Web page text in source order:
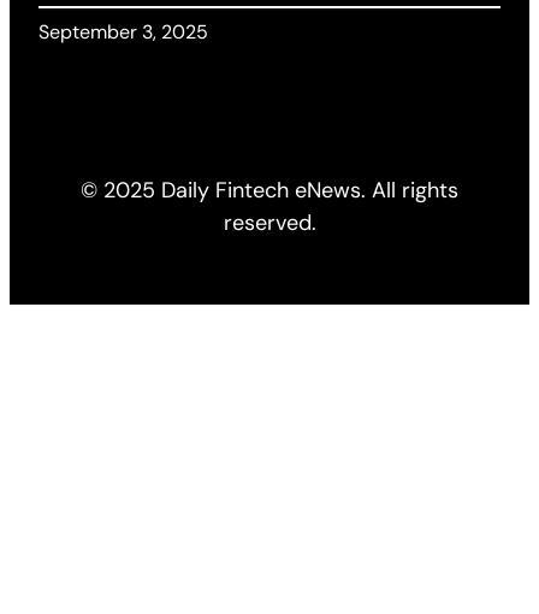
September 3, 2025
© 2025 Daily Fintech eNews. All rights
reserved.